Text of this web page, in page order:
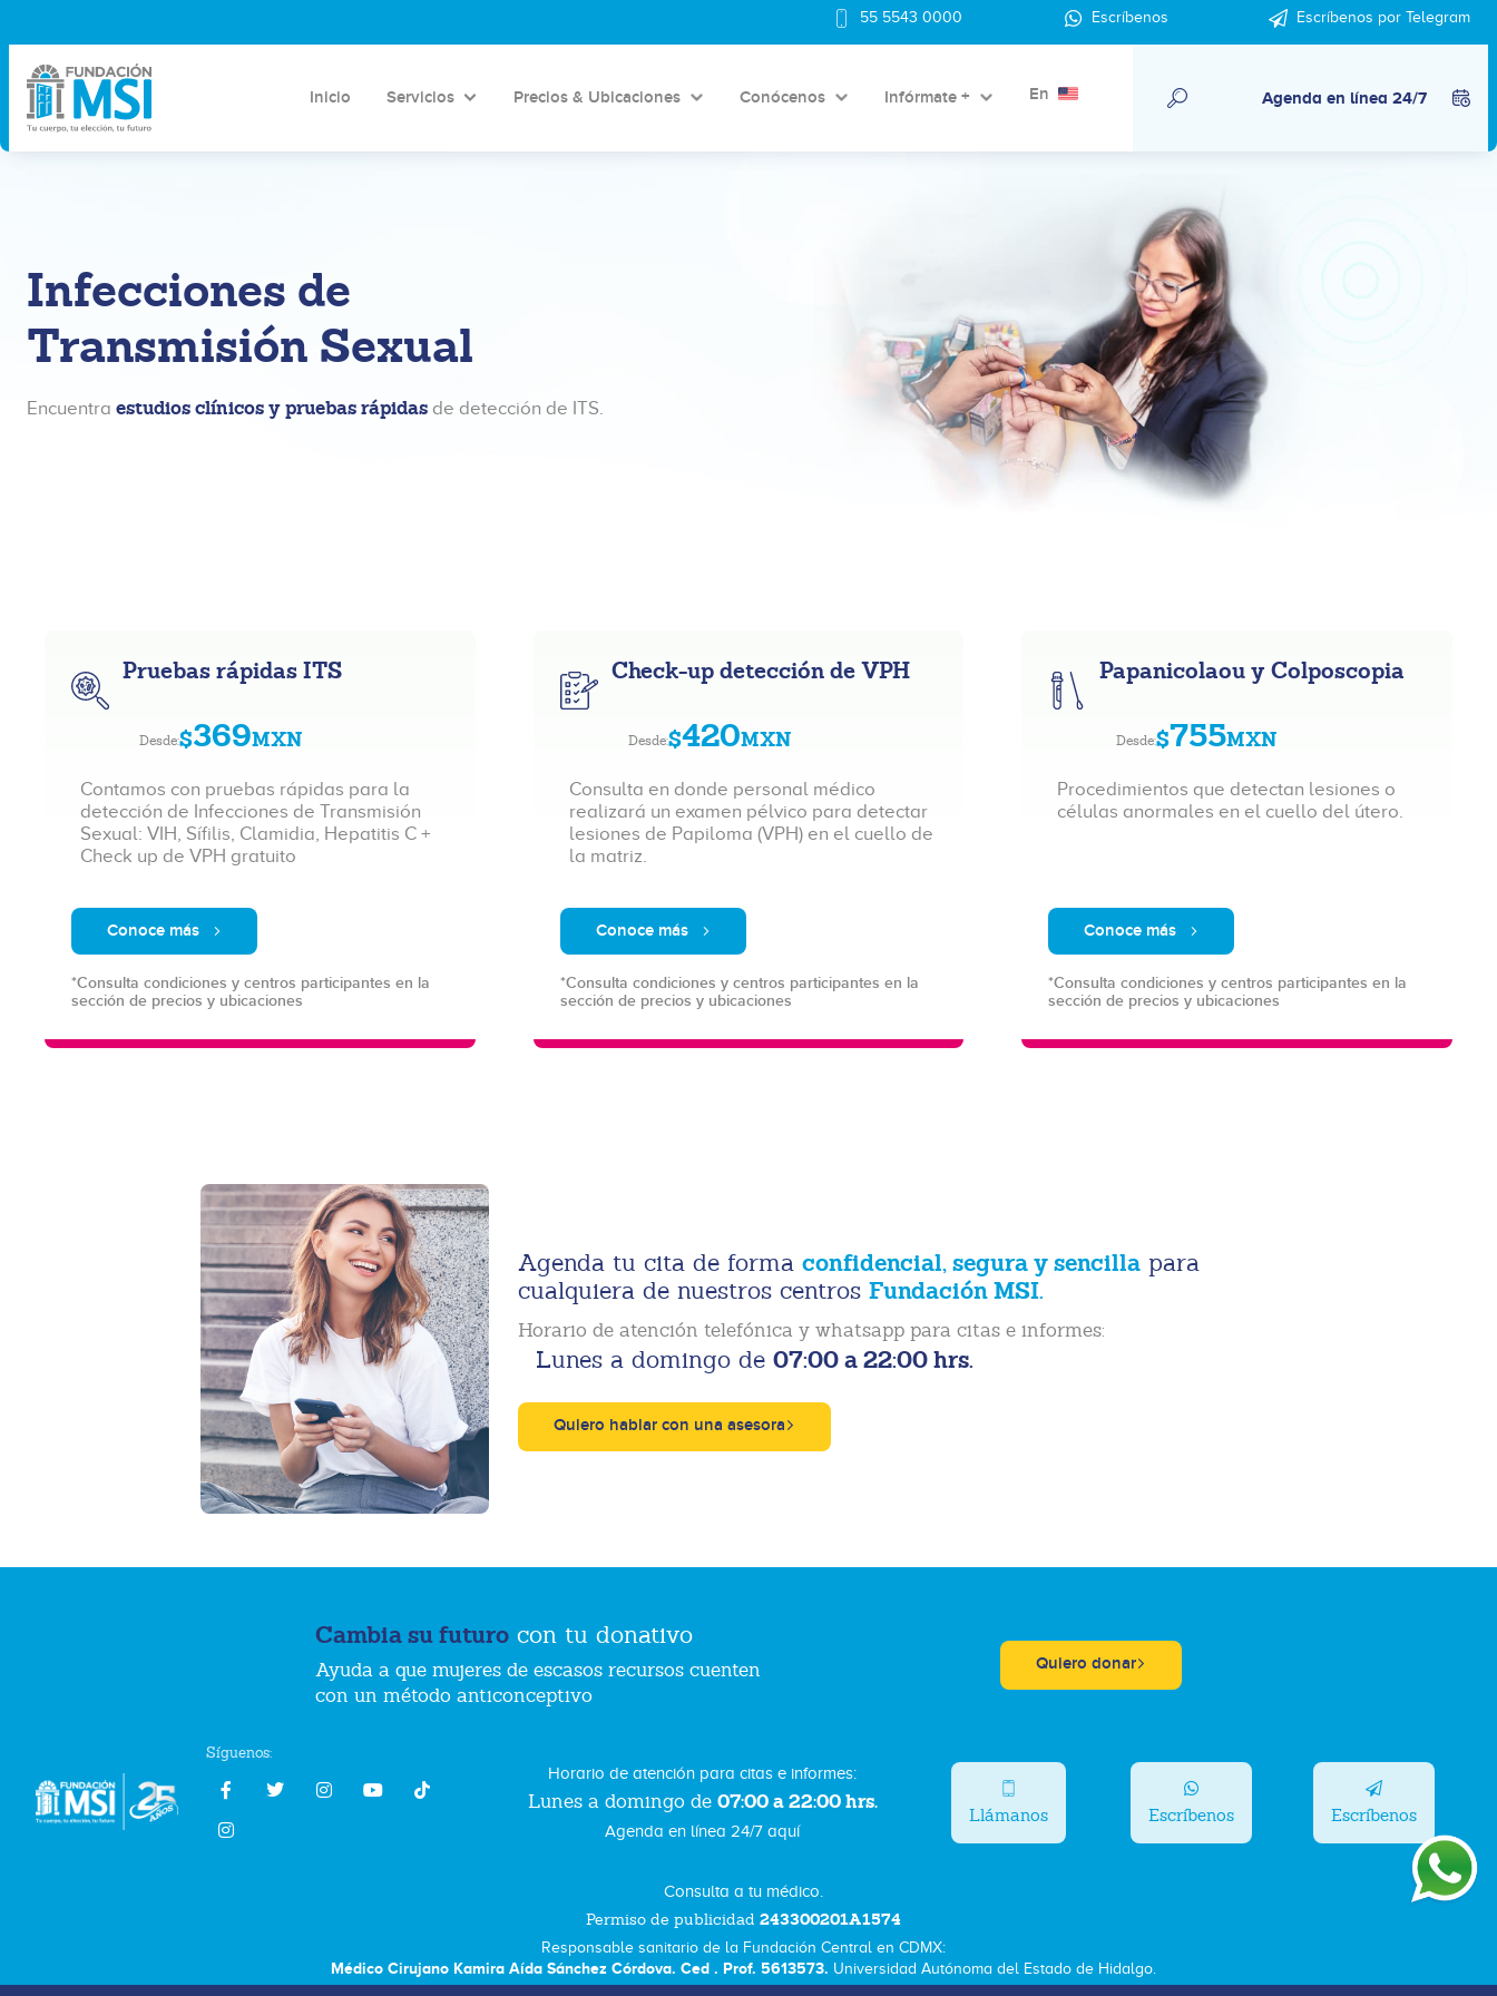
55 5543 0000 Escríbenos Escríbenos por Telegram
Inicio Servicios Precios & Ubicaciones Conócenos Infórmate + En Agenda en línea 24/7
Infecciones de
Transmisión Sexual
Encuentra estudios clínicos y pruebas rápidas de detección de ITS.
Pruebas rápidas ITS
Desde:$369MXN
Contamos con pruebas rápidas para la
detección de Infecciones de Transmisión
Sexual: VIH, Sífilis, Clamidia, Hepatitis C +
Check up de VPH gratuito
Conoce más
*Consulta condiciones y centros participantes en la
sección de precios y ubicaciones
Check-up detección de VPH
Desde:$420MXN
Consulta en donde personal médico
realizará un examen pélvico para detectar
lesiones de Papiloma (VPH) en el cuello de
la matriz.
Conoce más
*Consulta condiciones y centros participantes en la
sección de precios y ubicaciones
Papanicolaou y Colposcopia
Desde:$755MXN
Procedimientos que detectan lesiones o
células anormales en el cuello del útero.
Conoce más
*Consulta condiciones y centros participantes en la
sección de precios y ubicaciones
Agenda tu cita de forma confidencial, segura y sencillapara
cualquiera de nuestros centros Fundación MSI.
Horario de atención telefónica y whatsapp para citas e informes:
Lunes a domingo de 07:00 a 22:00 hrs.
Quiero hablar con una asesora
Cambia su futuro con tu donativo
Ayuda a que mujeres de escasos recursos cuenten
con un método anticonceptivo
Quiero donar
Síguenos:
Horario de atención para citas e informes:
Lunes a domingo de 07:00 a 22:00 hrs.
Agenda en línea 24/7 aquí
Llámanos Escríbenos Escríbenos
Consulta a tu médico.
Permiso de publicidad243300201A1574
Responsable sanitario de la Fundación Central en CDMX:
Médico Cirujano Kamira Aída Sánchez Córdova. Ced . Prof. 5613573. Universidad Autónoma del Estado de Hidalgo.